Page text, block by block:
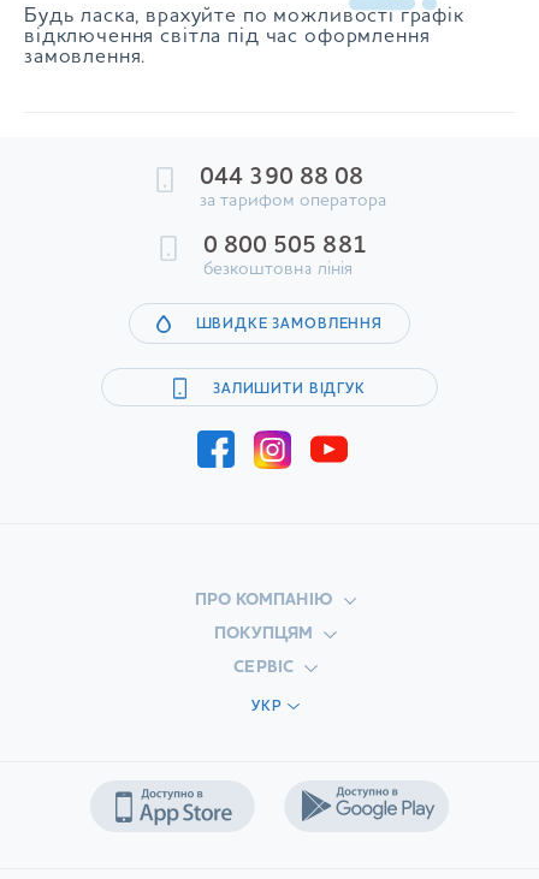
Будь ласка, врахуйте по можливості графік
відключення світла під час оформлення
замовлення.
044 390 88 08
за тарифом оператора
0 800 505 881
безкоштовна лінія
ШВИДКЕ ЗАМОВЛЕННЯ
ЗАЛИШИТИ ВІДГУК
ПРО КОМПАНІЮ
ПОКУПЦЯМ
СЕРВІС
УКР